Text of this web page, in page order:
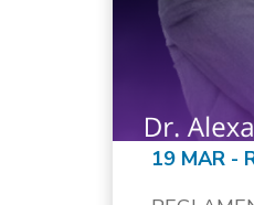
19 MAR -